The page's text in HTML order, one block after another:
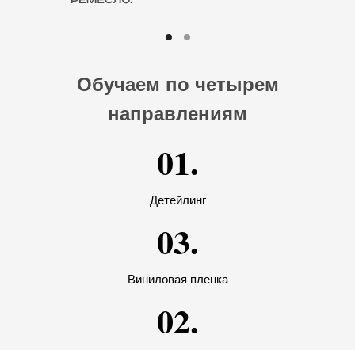
Обучаем по четырем
направлениям
01.
Детейлинг
02.
03.
Виниловая пленка